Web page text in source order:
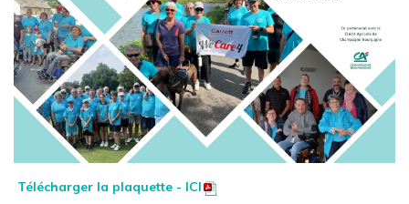
Télécharger la plaquette - ICI